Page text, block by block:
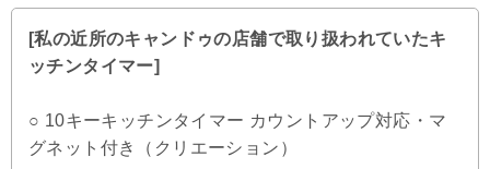
[私の近所のキャンドゥの店舗で取り扱われていたキ
ッチンタイマー]
○ 10キーキッチンタイマー カウントアップ対応・マ
グネット付き（クリエーション）